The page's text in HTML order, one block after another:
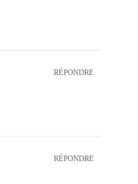
RÉPONDRE
RÉPONDRE